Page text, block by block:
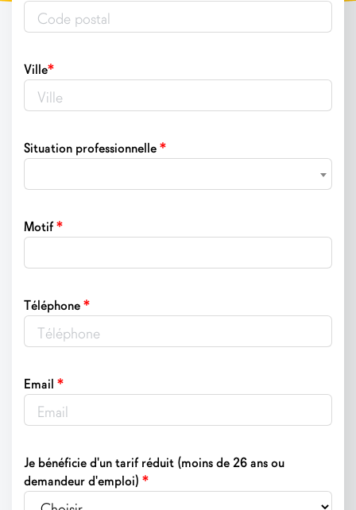
Ville*
Situation professionnelle*
Motif*
Téléphone*
Email *
Je bénéficie d'un tarif réduit (moins de 26 ans ou
demandeur d'emploi) *